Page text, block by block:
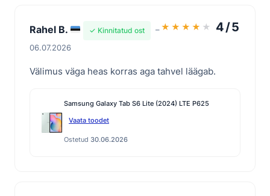
Rahel B. ✓ Kinnitatud ost
–
06.07.2026
★ ★ ★ ★ ★ 4/5
Välimus väga heas korras aga tahvel läägab.
Samsung Galaxy Tab S6 Lite (2024) LTE P625
Vaata toodet
Ostetud 30.06.2026